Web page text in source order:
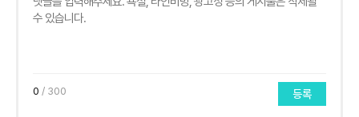
0 / 300 등록